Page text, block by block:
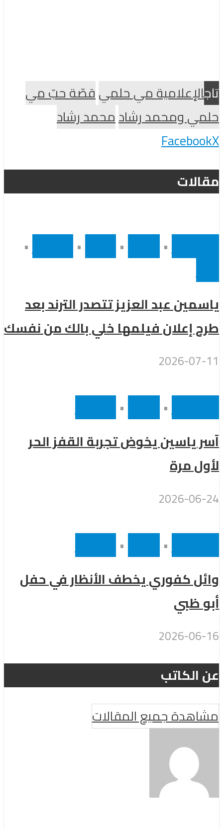
تاجالإعلامية مي حلميقصّة حبّ مي
حلمي ومحمد رشادمحمد رشاد
FacebookX
مقالات
•
•
•
•
ياسمين عبد العزيز تتصدر الترند بعد
طرح إعلان فيلمها خلي بالك من نفسك
2026-07-11
•
•
آسر ياسين يخوض تجربة القفز الحر
لأول مرة
2026-06-24
•
•
وائل كفوري يخطف الأنظار في حفل
أبو ظبي
2026-06-16
عن الكاتب
مشاهدة جميع المقالات